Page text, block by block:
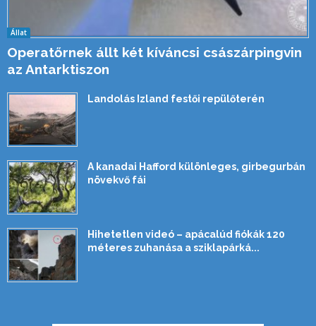
Állat
Operatőrnek állt két kíváncsi császárpingvin
az Antarktiszon
Landolás Izland festői repülőterén
A kanadai Hafford különleges, girbegurbán
növekvő fái
Hihetetlen videó – apácalúd fiókák 120
méteres zuhanása a sziklapárká...